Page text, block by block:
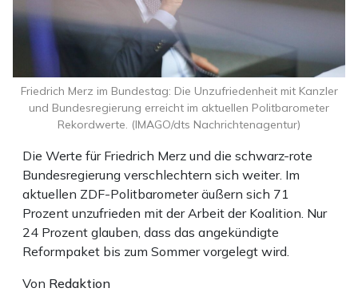
Die Werte für Friedrich Merz und die schwarz-rote
Bundesregierung verschlechtern sich weiter. Im
aktuellen ZDF-Politbarometer äußern sich 71
Prozent unzufrieden mit der Arbeit der Koalition. Nur
24 Prozent glauben, dass das angekündigte
Reformpaket bis zum Sommer vorgelegt wird.
Von Redaktion
Friedrich Merz im Bundestag: Die Unzufriedenheit mit Kanzler
und Bundesregierung erreicht im aktuellen Politbarometer
Rekordwerte. (IMAGO/dts Nachrichtenagentur)